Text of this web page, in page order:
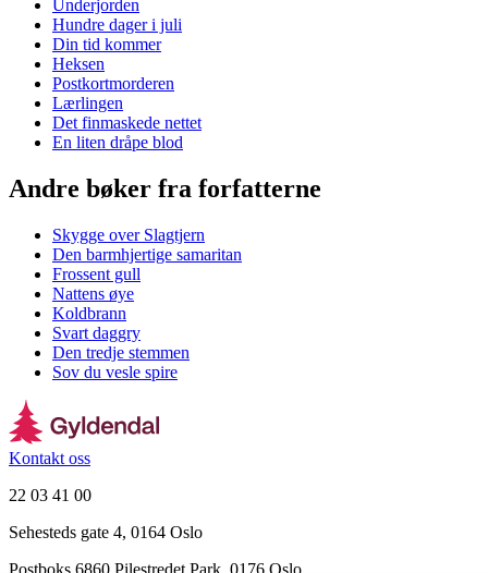
Underjorden
Hundre dager i juli
Din tid kommer
Heksen
Postkortmorderen
Lærlingen
Det finmaskede nettet
En liten dråpe blod
Andre bøker fra forfatterne
Skygge over Slagtjern
Den barmhjertige samaritan
Frossent gull
Nattens øye
Koldbrann
Svart daggry
Den tredje stemmen
Sov du vesle spire
Kontakt oss
22 03 41 00
Sehesteds gate 4, 0164 Oslo
Postboks 6860 Pilestredet Park, 0176 Oslo